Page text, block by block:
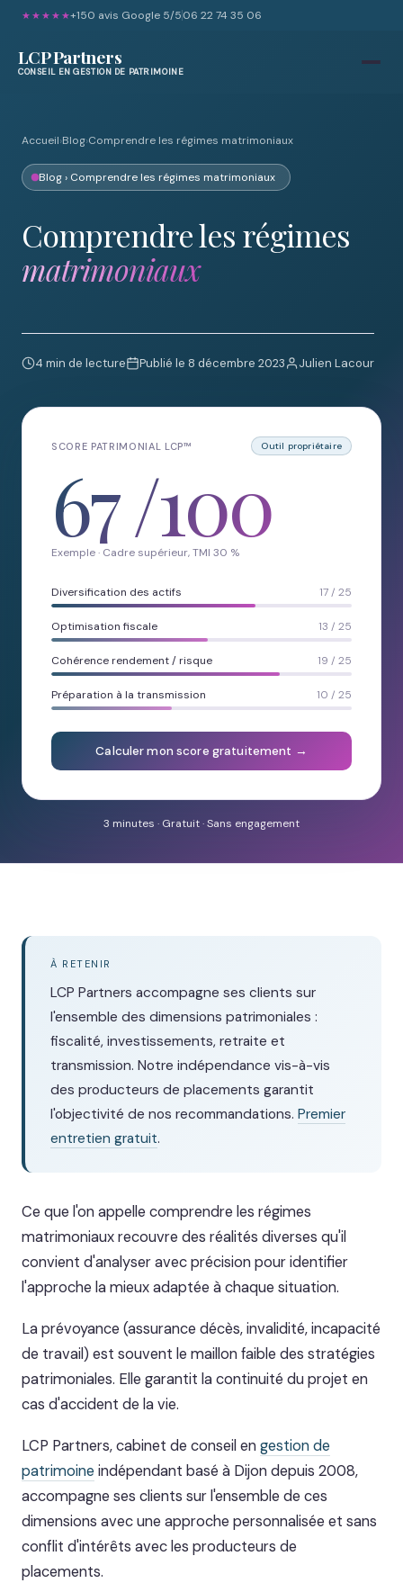
★★★★★+150 avis Google 5/506 22 74 35 06
LCP Partners
CONSEIL EN GESTION DE PATRIMOINE
Accueil›Blog›Comprendre les régimes matrimoniaux
Blog › Comprendre les régimes matrimoniaux
Comprendre les régimes
matrimoniaux
4 min de lecture Publié le 8 décembre 2023 Julien Lacour
SCORE PATRIMONIAL LCP™ Outil propriétaire
67/100
Exemple · Cadre supérieur, TMI 30 %
Diversification des actifs 17 / 25
Optimisation fiscale 13 / 25
Cohérence rendement / risque 19 / 25
Préparation à la transmission 10 / 25
Calculer mon score gratuitement →
3 minutes · Gratuit · Sans engagement
À RETENIR
LCP Partners accompagne ses clients sur
l'ensemble des dimensions patrimoniales :
fiscalité, investissements, retraite et
transmission. Notre indépendance vis-à-vis
des producteurs de placements garantit
l'objectivité de nos recommandations. Premier
entretien gratuit.
Ce que l'on appelle comprendre les régimes
matrimoniaux recouvre des réalités diverses qu'il
convient d'analyser avec précision pour identifier
l'approche la mieux adaptée à chaque situation.
La prévoyance (assurance décès, invalidité, incapacité
de travail) est souvent le maillon faible des stratégies
patrimoniales. Elle garantit la continuité du projet en
cas d'accident de la vie.
LCP Partners, cabinet de conseil engestion de
patrimoine indépendant basé à Dijon depuis 2008,
accompagne ses clients sur l'ensemble de ces
dimensions avec une approche personnalisée et sans
conflit d'intérêts avec les producteurs de
placements.